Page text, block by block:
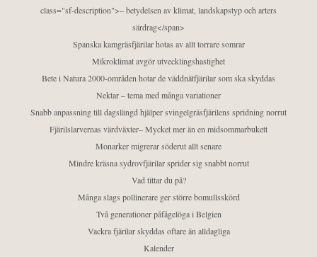
class="sf-description">– betydelsen av klimat, landskapstyp och arters
särdrag</span>
Spanska kamgräsfjärilar hotas av allt torrare somrar
Mikroklimat avgör utvecklingshastighet
Bete i Natura 2000-områden hotar de väddnätfjärilar som ska skyddas
Nektar – tema med många variationer
Snabb anpassning till dagslängd hjälper svingelgräsfjärilens spridning norrut
Fjärilslarvernas värdväxter– Mycket mer än en midsommarbukett
Monarker migrerar söderut allt senare
Mindre kräsna sydrovfjärilar sprider sig snabbt norrut
Vad tittar du på?
Många slags pollinerare ger större bomullsskörd
Två generationer påfågelöga i Belgien
Vackra fjärilar skyddas oftare än alldagliga
Kalender